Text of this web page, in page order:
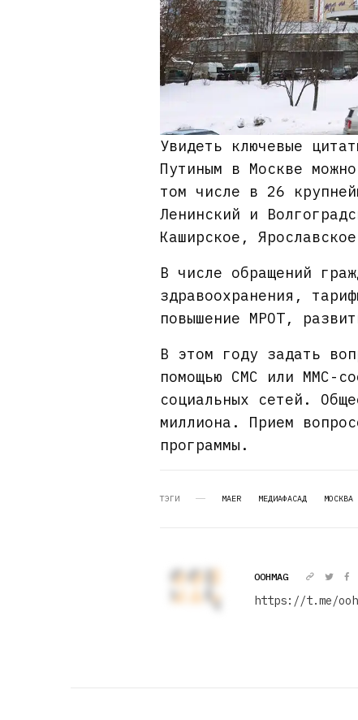
Увидеть ключевые
Путиным в Москве
том числе в 26
Ленинский и
Каширское,
В числе обращений
здравоохранения,
повышение МРОТ,
В этом году задать
помощью СМС или ММС-
социальных сетей.
миллиона. Прием
программы.
ТЭГИ MAER МЕДИАФАСАД МОСКВА
OOHMAG
https://t.me/